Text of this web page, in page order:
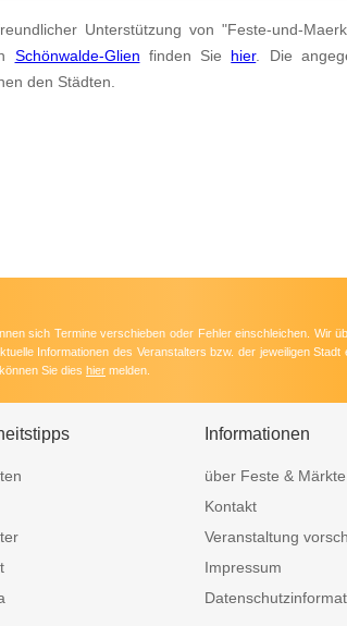
Unterstützung von "Feste-und-
Schönwalde-Glien finden Sie hier. Die
den Städten.
sich Termine verschieben oder Fehler einschleichen. Wir
Informationen des Veranstalters bzw. der jeweiligen
Sie dies hier melden.
Informationen
über Feste & Märkte
Kontakt
Veranstaltung
Impressum